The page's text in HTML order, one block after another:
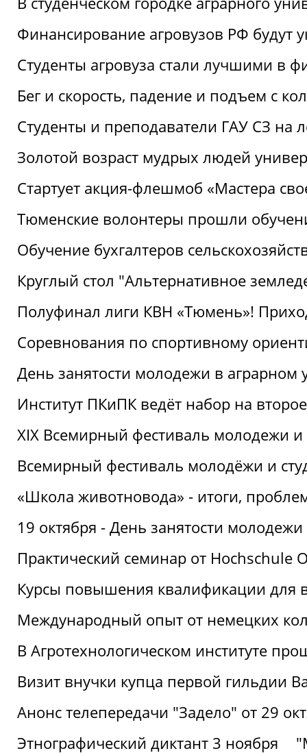
Финансирование агровузов РФ будут
Студенты агровуза стали лучшими в
Бег и скорость, падение и подъем с
Студенты и преподаватели ГАУ СЗ
Золотой возраст мудрых людей
Стартует акция-флешмоб «Мастера
Тюменские волонтеры прошли
Обучение бухгалтеров
Круглый стол "Альтернативное
Полуфинал лиги КВН «Тюмень»!
Соревнования по спортивному
День занятости молодежи в аграрном
Институт ПКиПК ведёт набор на
XIX Всемирный фестиваль молодежи
Всемирный фестиваль молодёжи и
«Школа животновода» - итоги,
19 октября - День занятости молодежи
Практический семинар от Hochschule
Курсы повышения квалификации для
Международный опыт от немецких
В Агротехнологическом институте
Визит внучки купца первой гильдии
Анонс телепередачи "Задело" от 29
Этнографический диктант 3 ноября